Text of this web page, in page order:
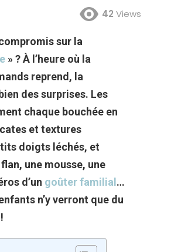
42 Views
sur la
» ? À l’heure où la
reprend, la
des surprises. Les
chaque bouchée en
et textures
doigts léchés, et
une mousse, une
d’un goûter familial…
n’y verront que du